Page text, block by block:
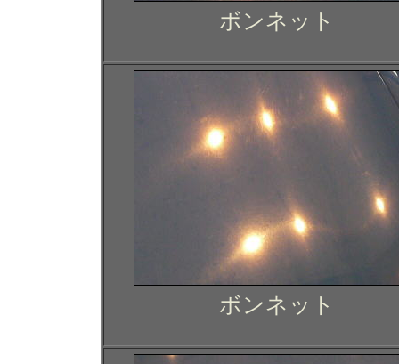
ボンネット
ボンネット